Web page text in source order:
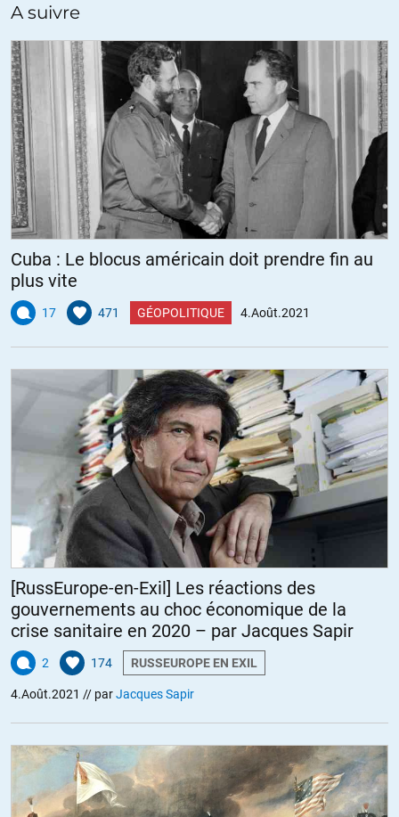
A suivre
Cuba : Le blocus américain doit prendre fin au
plus vite
17 471 GÉOPOLITIQUE 4.Août.2021
[RussEurope-en-Exil] Les réactions des
gouvernements au choc économique de la
crise sanitaire en 2020 – par Jacques Sapir
2 174 RUSSEUROPE EN EXIL
4.Août.2021 // parJacques Sapir